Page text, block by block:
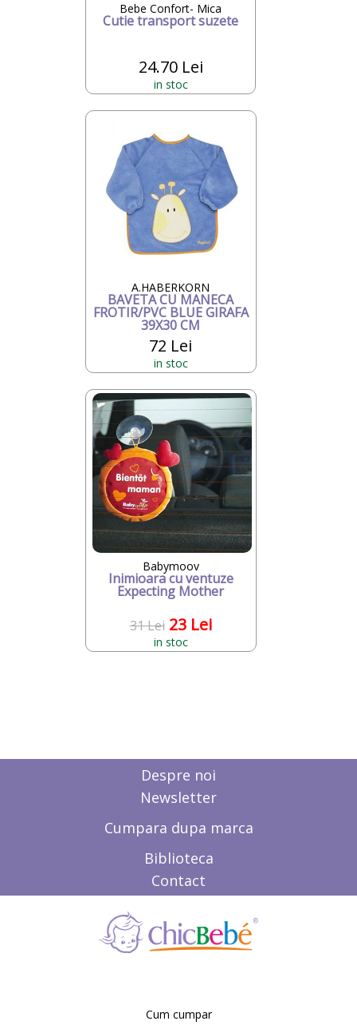
Bebe Confort- Mica
Cutie transport suzete
24.70 Lei
in stoc
A.HABERKORN
BAVETA CU MANECA
FROTIR/PVC BLUE GIRAFA
39X30 CM
72 Lei
in stoc
Babymoov
Inimioara cu ventuze
Expecting Mother
31 Lei 23 Lei
in stoc
Despre noi
Newsletter
Cumpara dupa marca
Biblioteca
Contact
Cum cumpar